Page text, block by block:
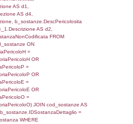
FROM f_territori_limitrofi
ON
=
=
AND
f_territori_limitrofi.Distanza,